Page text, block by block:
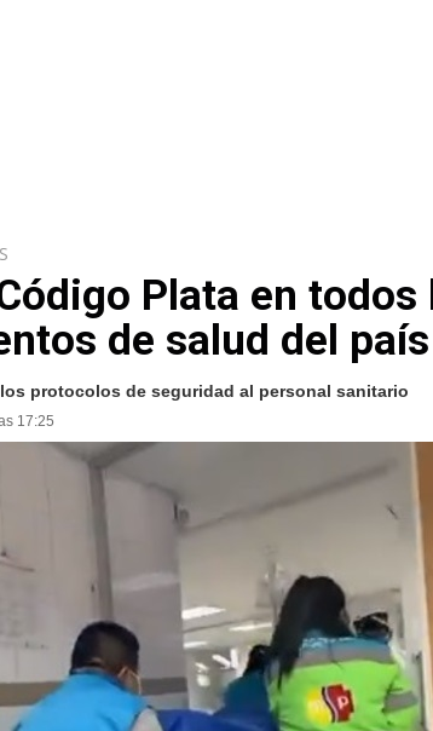
Plata en todos
de salud del país
protocolos de seguridad al personal sanitario
17:25